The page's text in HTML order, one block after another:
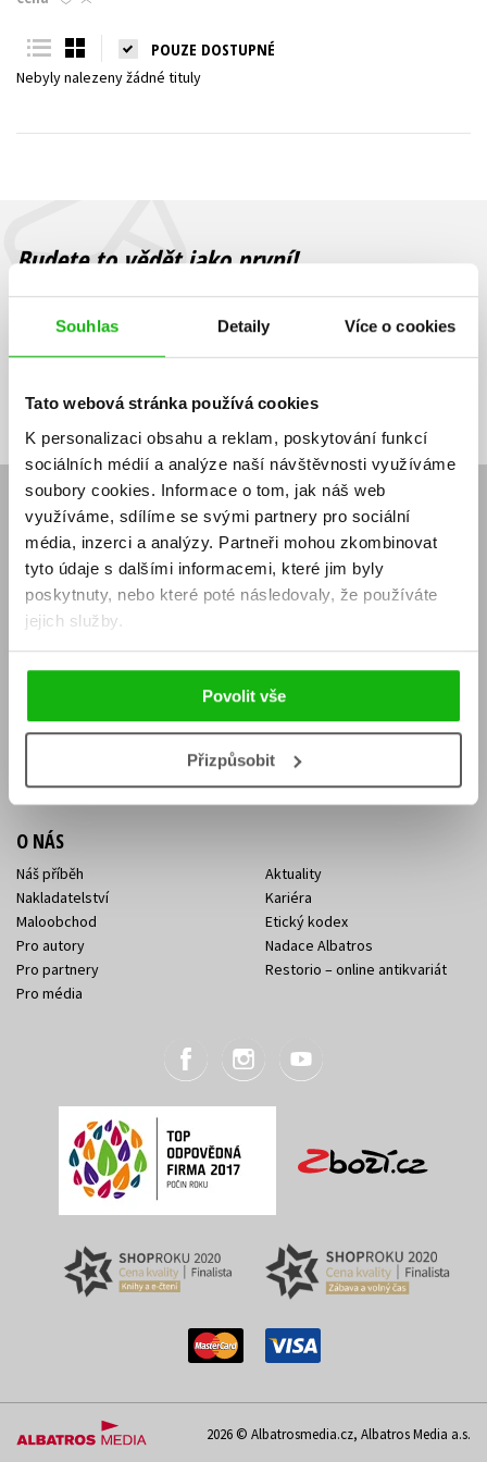
Souhlas Detaily Více o cookies
Tato webová stránka používá cookies
K personalizaci obsahu a reklam, poskytování funkcí
sociálních médií a analýze naší návštěvnosti využíváme
soubory cookies. Informace o tom, jak náš web
využíváme, sdílíme se svými partnery pro sociální
média, inzerci a analýzy. Partneři mohou zkombinovat
tyto údaje s dalšími informacemi, které jim byly
poskytnuty, nebo které poté následovaly, že používáte
jejich služby.
Povolit vše
Přizpůsobit
Young adult (SK)
Všechny tituly
POUZE DOSTUPNÉ
Nebyly nalezeny žádné tituly
Budete to vědět jako první!
Zajímá Vás, jaký knižní hit právě vychází, na jaké zboží je výhodná
sleva, jaká běží soutěž o ceny? Přihlášením k odběru našich e-
souhlasíte se zpracováním osobních údajů
mailová
adresa
mailová
adresa
Vaše e-mailová adresa Přihlásit se
E-SHOP
Aktuality
Naši autoři
Obchodní podmínky
Jak nakoupit
Knižní novinky
Dárkové poukazy
Affiliate program
KONTAKTY
Sídlo společnosti
Kontakty Albatros Media
O NÁS
Náš příběh
Nakladatelství
Maloobchod
Pro autory
Pro partnery
Pro média
Aktuality
Kariéra
Etický kodex
Nadace Albatros
Restorio – online antikvariát
2026 © Albatrosmedia.cz, Albatros Media a.s.